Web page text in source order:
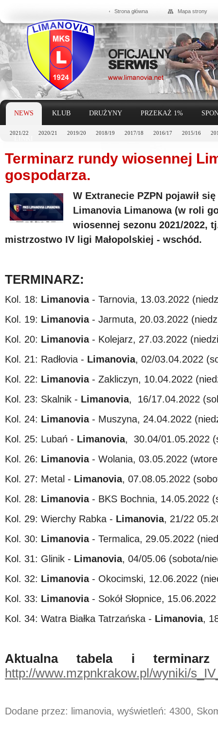
Strona główna Mapa strony
NEWS
2021/22 2020/21 2019/20 2018/19 2017/18 2016/17 2015/16
KLUB DRUŻYNY PRZEKAŻ 1%
Terminarz rundy wiosennej
gospodarza.
W Extranecie PZPN pojawił
Limanovia Limanowa (w roli
wiosennej sezonu 2021/2022,
mistrzostwo IV ligi Małopolskiej - wschód.
TERMINARZ:
Kol. 18: Limanovia- Tarnovia, 13.03.2022
Kol. 19: Limanovia- Jarmuta, 20.03.2022
Kol. 20: Limanovia- Kolejarz, 27.03.2022
Kol. 21: Radłovia - Limanovia, 02/03.04.2022
Kol. 22: Limanovia- Zakliczyn, 10.04.2022
Kol. 23: Skalnik - Limanovia, 16/17.04.2022
Kol. 24: Limanovia- Muszyna, 24.04.2022
Kol. 25: Lubań - Limanovia, 30.04/01.05.2022
Kol. 26: Limanovia- Wolania, 03.05.2022
Kol. 27: Metal - Limanovia, 07.08.05.2022
Kol. 28: Limanovia- BKS Bochnia, 14.05.2022
Kol. 29: Wierchy Rabka - Limanovia, 21/22
Kol. 30: Limanovia- Termalica, 29.05.2022
Kol. 31: Glinik - Limanovia, 04/05.06 (sobota/
Kol. 32: Limanovia- Okocimski, 12.06.2022
Kol. 33: Limanovia- Sokół Słopnice,
Kol. 34: Watra Białka Tatrzańska - Limanovia,
Aktualna tabela i
http://www.mzpnkrakow.pl/wyniki/
Dodane przez: limanovia, wyświetleń: 4300,